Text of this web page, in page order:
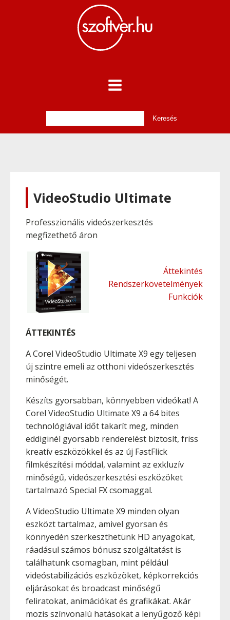
VideoStudio Ultimate
Professzionális videószerkesztés
megfizethető áron
Áttekintés
Rendszerkövetelmények
Funkciók
ÁTTEKINTÉS
A Corel VideoStudio Ultimate X9 egy teljesen
új szintre emeli az otthoni videószerkesztés
minőségét.
Készíts gyorsabban, könnyebben videókat! A
Corel VideoStudio Ultimate X9 a 64 bites
technológiával időt takarít meg, minden
eddiginél gyorsabb renderelést biztosít, friss
kreatív eszközökkel és az új FastFlick
filmkészítési móddal, valamint az exkluzív
minőségű, videószerkesztési eszközöket
tartalmazó Special FX csomaggal.
A VideoStudio Ultimate X9 minden olyan
eszközt tartalmaz, amivel gyorsan és
könnyedén szerkeszthetünk HD anyagokat,
ráadásul számos bónusz szolgáltatást is
találhatunk csomagban, mint például
videóstabilizációs eszközöket, képkorrekciós
eljárásokat és broadcast minőségű
feliratokat, animációkat és grafikákat. Akár
mozis színvonalú hatásokat a lenyűgöző képi